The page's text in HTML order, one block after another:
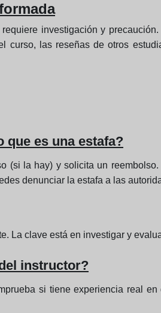
investigación y
curso, las reseñas de otros
que es una estafa?
(si la hay) y solicita un
denunciar la estafa a las
La clave está en investigar y
instructor?
si tiene experiencia real